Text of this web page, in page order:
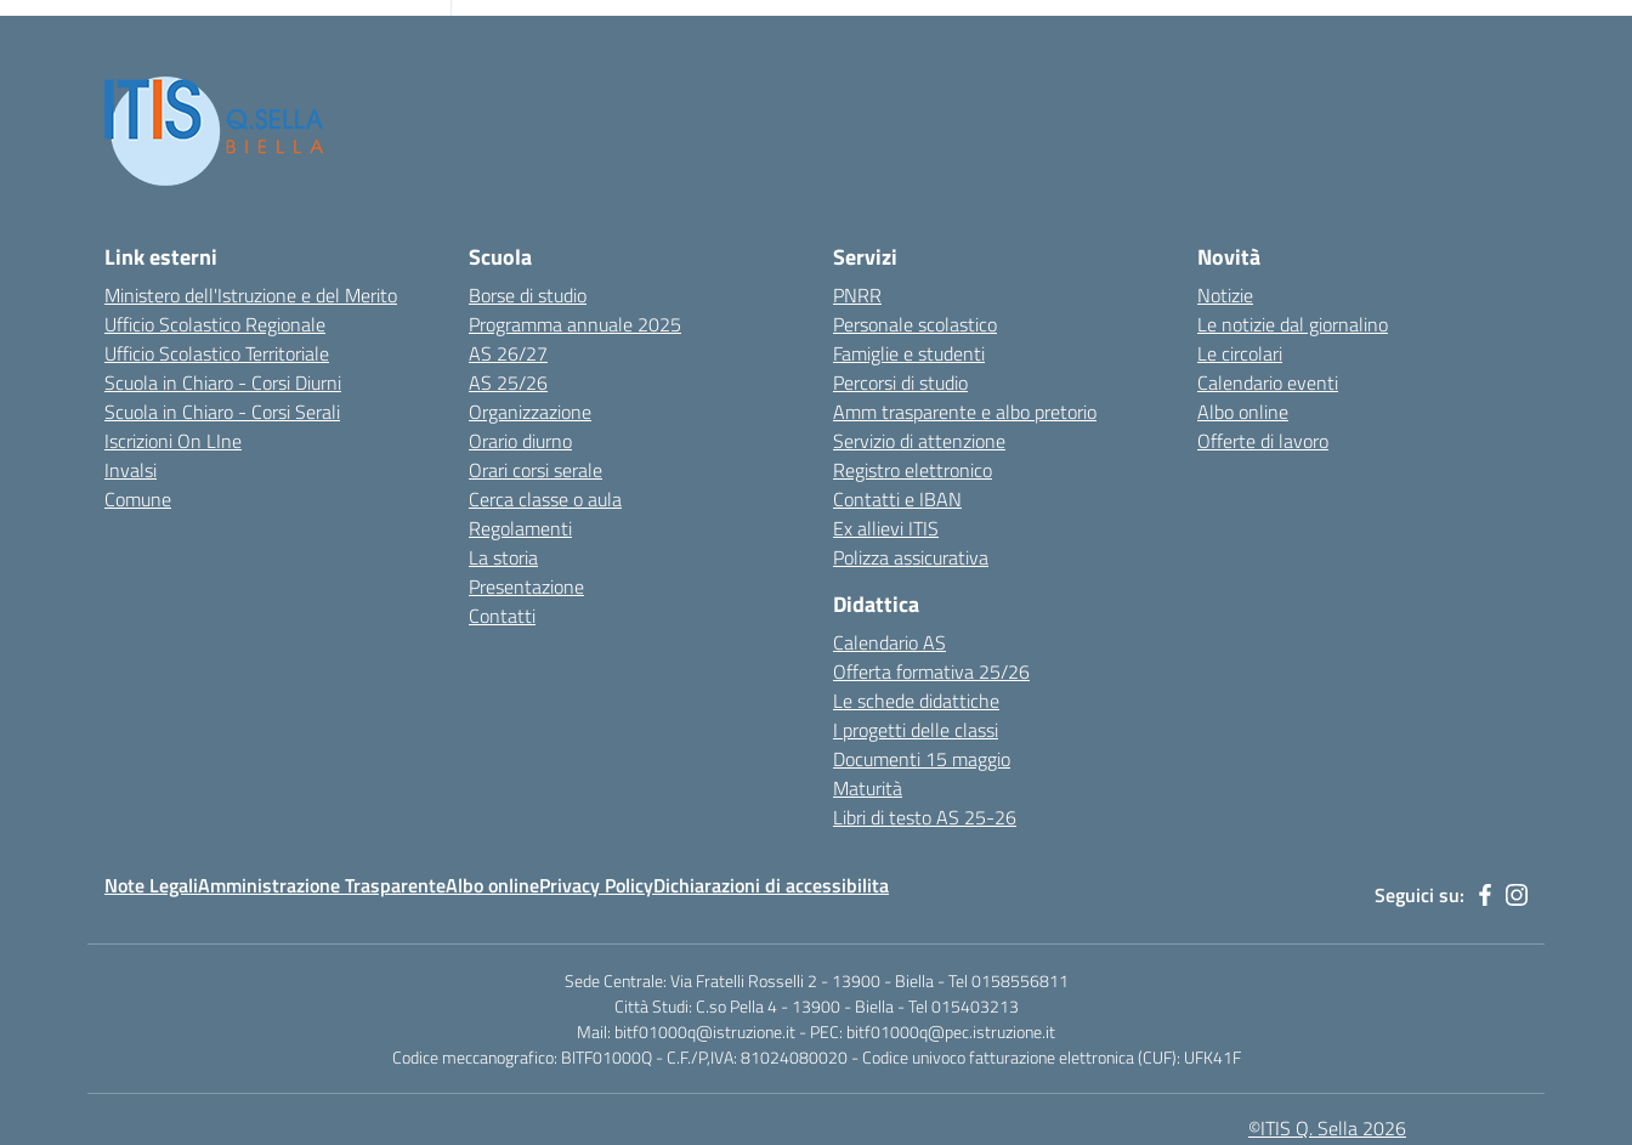
Link esterni
Ministero dell'Istruzione e del Merito
Ufficio Scolastico Regionale
Ufficio Scolastico Territoriale
Scuola in Chiaro - Corsi Diurni
Scuola in Chiaro - Corsi Serali
Iscrizioni On LIne
Invalsi
Comune
Scuola
Borse di studio
Programma annuale 2025
AS 26/27
AS 25/26
Organizzazione
Orario diurno
Orari corsi serale
Cerca classe o aula
Regolamenti
La storia
Presentazione
Contatti
Servizi
PNRR
Personale scolastico
Famiglie e studenti
Percorsi di studio
Amm trasparente e albo pretorio
Servizio di attenzione
Registro elettronico
Contatti e IBAN
Ex allievi ITIS
Polizza assicurativa
Didattica
Calendario AS
Offerta formativa 25/26
Le schede didattiche
I progetti delle classi
Documenti 15 maggio
Maturità
Libri di testo AS 25-26
Novità
Notizie
Le notizie dal giornalino
Le circolari
Calendario eventi
Albo online
Offerte di lavoro
Note LegaliAmministrazione TrasparenteAlbo onlinePrivacy PolicyDichiarazioni di accessibilita Seguici su:
Sede Centrale: Via Fratelli Rosselli 2 - 13900 - Biella - Tel 0158556811
Città Studi: C.so Pella 4 - 13900 - Biella - Tel 015403213
Mail: bitf01000q@istruzione.it- PEC: bitf01000q@pec.istruzione.it
Codice meccanografico: BITF01000Q - C.F./P,IVA: 81024080020 - Codice univoco fatturazione elettronica (CUF): UFK41F
©ITIS Q. Sella 2026